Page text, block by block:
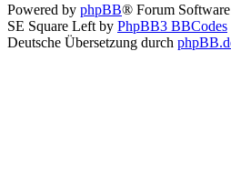
Powered by phpBB® Forum
SE Square Left by PhpBB3 BBCodes
Deutsche Übersetzung durch